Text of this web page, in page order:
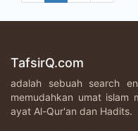
TafsirQ.com
adalah sebuah search
memudahkan umat islam
ayat Al-Qur'an dan Hadits.